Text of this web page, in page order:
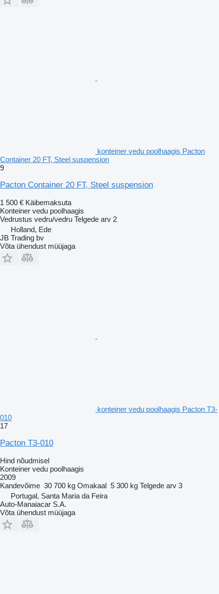
konteiner vedu poolhaagis Pacton
Container 20 FT, Steel suspension
9
Pacton Container 20 FT, Steel suspension
1 500 € Käibemaksuta
Konteiner vedu poolhaagis
Vedrustus vedru/vedru Telgede arv 2
Holland, Ede
JB Trading bv
Võta ühendust müüjaga
konteiner vedu poolhaagis Pacton T3-
010
17
Pacton T3-010
Hind nõudmisel
Konteiner vedu poolhaagis
2009
Kandevõime 30 700 kg Omakaal 5 300 kg Telgede arv 3
Portugal, Santa Maria da Feira
Auto-Manaiacar S.A.
Võta ühendust müüjaga